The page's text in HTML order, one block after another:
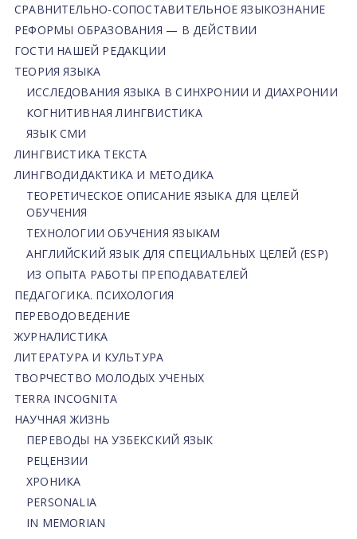
СРАВНИТЕЛЬНО-СОПОСТАВИТЕЛЬНОЕ ЯЗЫКОЗНАНИЕ
РЕФОРМЫ ОБРАЗОВАНИЯ — В ДЕЙСТВИИ
ГОСТИ НАШЕЙ РЕДАКЦИИ
ТЕОРИЯ ЯЗЫКА
ИССЛЕДОВАНИЯ ЯЗЫКА В СИНХРОНИИ И ДИАХРОНИИ
КОГНИТИВНАЯ ЛИНГВИСТИКА
ЯЗЫК СМИ
ЛИНГВИСТИКА ТЕКСТА
ЛИНГВОДИДАКТИКА И МЕТОДИКА
ТЕОРЕТИЧЕСКОЕ ОПИСАНИЕ ЯЗЫКА ДЛЯ ЦЕЛЕЙ
ОБУЧЕНИЯ
ТЕХНОЛОГИИ ОБУЧЕНИЯ ЯЗЫКАМ
АНГЛИЙСКИЙ ЯЗЫК ДЛЯ СПЕЦИАЛЬНЫХ ЦЕЛЕЙ (ESP)
ИЗ ОПЫТА РАБОТЫ ПРЕПОДАВАТЕЛЕЙ
ПЕДАГОГИКА. ПСИХОЛОГИЯ
ПЕРЕВОДОВЕДЕНИЕ
ЖУРНАЛИСТИКА
ЛИТЕРАТУРА И КУЛЬТУРА
ТВОРЧЕСТВО МОЛОДЫХ УЧЕНЫХ
TERRA INCOGNITA
НАУЧНАЯ ЖИЗНЬ
ПЕРЕВОДЫ НА УЗБЕКСКИЙ ЯЗЫК
РЕЦЕНЗИИ
ХРОНИКА
PERSONALIA
IN MEMORIAN